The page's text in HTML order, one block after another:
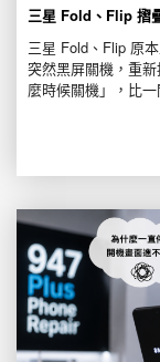
三星 Fold、Flip 摺
三星 Fold、Flip 原
突然黑屏關機，重
麼時候關機」，比